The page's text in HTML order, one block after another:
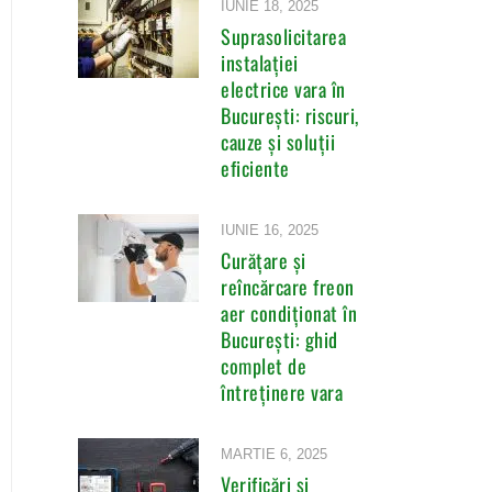
IUNIE 18, 2025
Suprasolicitarea
instalației
electrice vara în
București: riscuri,
cauze și soluții
eficiente
IUNIE 16, 2025
Curățare și
reîncărcare freon
aer condiționat în
București: ghid
complet de
întreținere vara
MARTIE 6, 2025
Verificări și